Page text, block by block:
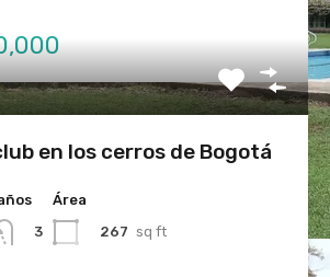
en los cerros de Bogotá
3
Área
267 sq ft